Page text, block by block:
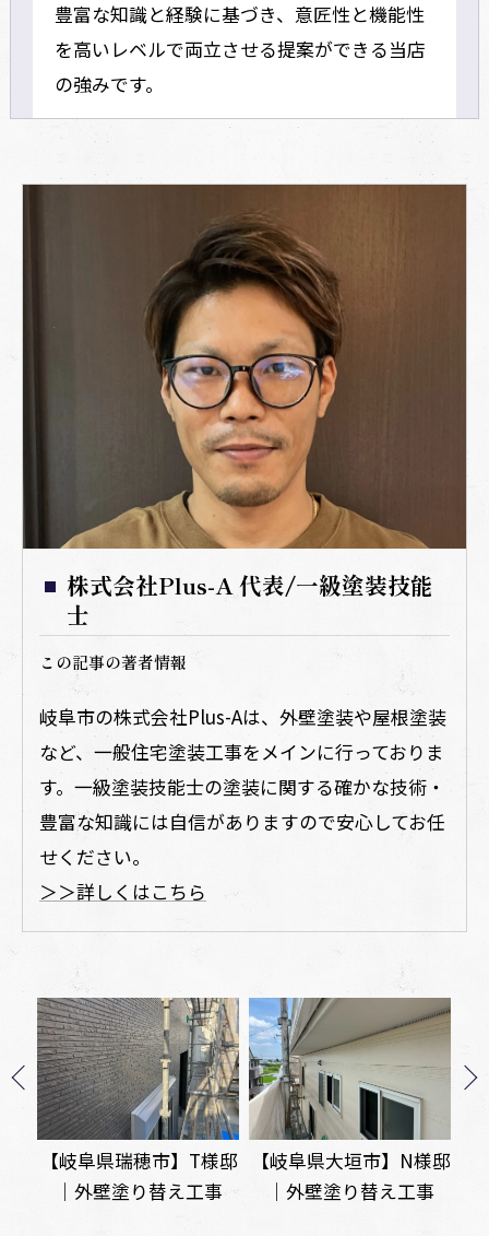
豊富な知識と経験に基づき、意匠性と機能性
を高いレベルで両立させる提案ができる当店
の強みです。
株式会社Plus-A 代表/一級塗装技能
士
この記事の著者情報
岐阜市の株式会社Plus-Aは、外壁塗装や屋根塗装
など、一般住宅塗装工事をメインに行っておりま
す。一級塗装技能士の塗装に関する確かな技術・
豊富な知識には自信がありますので安心してお任
せください。
＞＞詳しくはこちら
【岐阜県大垣市】N様邸
｜外壁塗り替え工事
【岐阜県本巣市】I様邸
｜外壁塗り替え工事